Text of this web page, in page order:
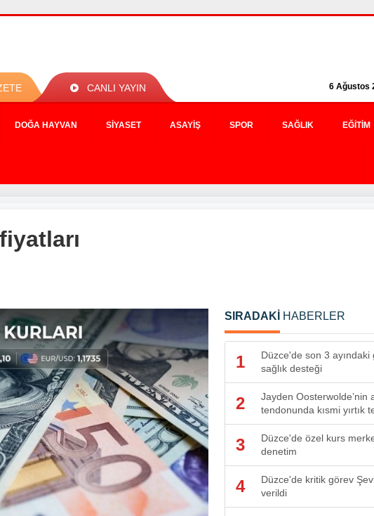
CANLI YAYIN 6 Ağustos
DOĞA HAYVAN SIYASET ASAYIŞ SPOR SAĞLIK EĞITIM
SIRADAKİ HABERLER
1
Düzce'de son 3
sağlık desteği
2
Jayden Oosterwolde’nin
tendonunda kısmi yırtık
3
Düzce'de özel kurs
denetim
4
Düzce'de kritik görev
verildi